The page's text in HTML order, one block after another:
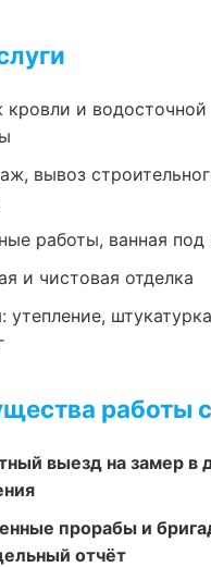
и водосточной
вывоз
работы, ванная под
и чистовая отделка
утепление,
работы
выезд на замер в
прорабы и
отчёт